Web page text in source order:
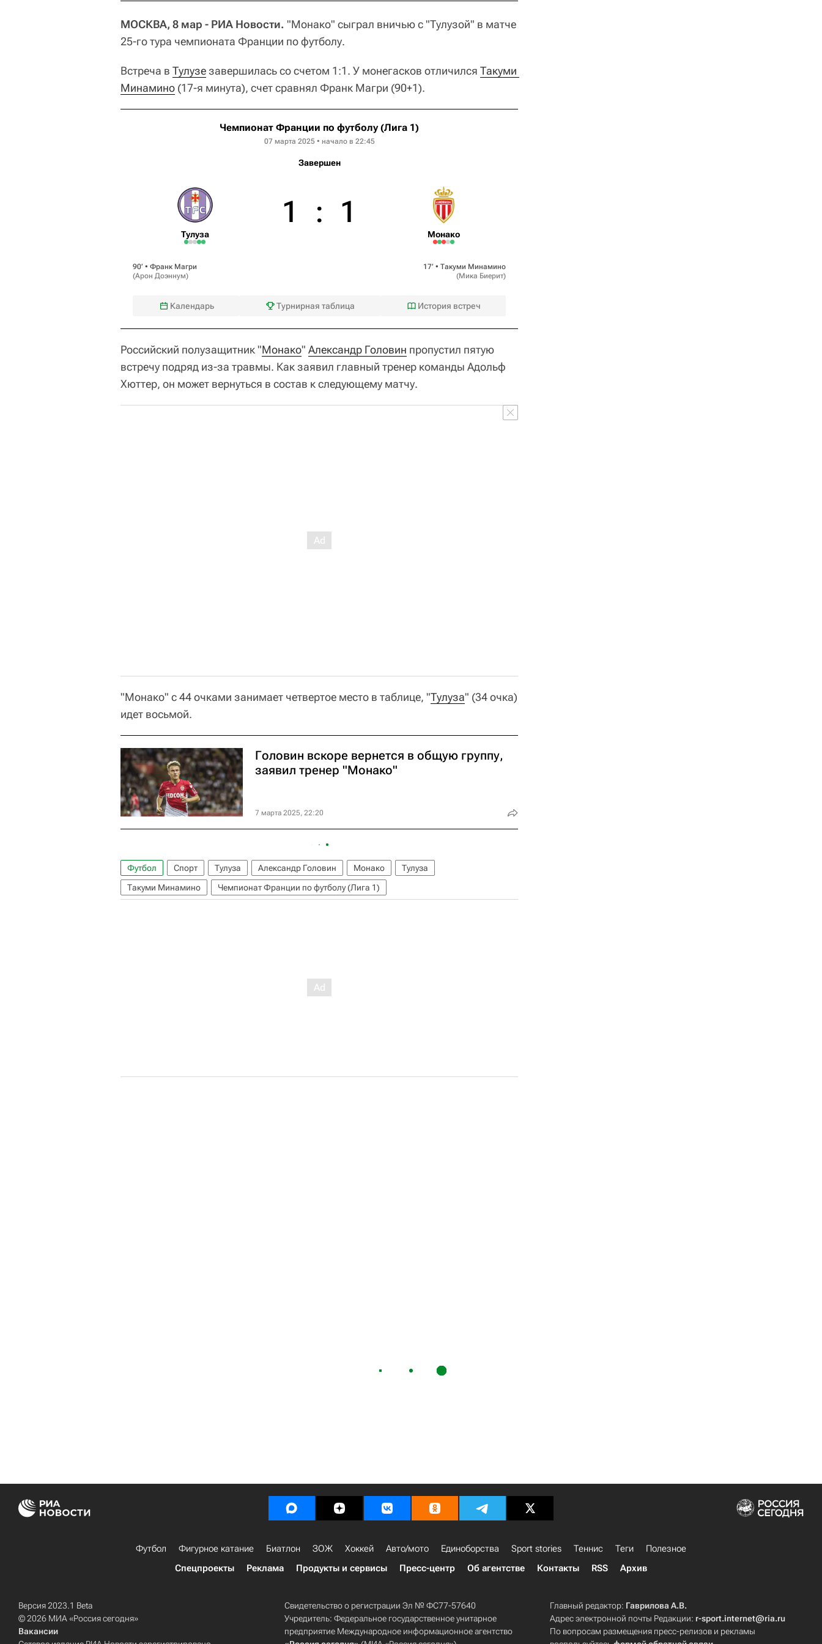
МОСКВА, 8 мар - РИА Новости. "Монако" сыграл вничью с "Тулузой" в матче
25-го тура чемпионата Франции по футболу.
Встреча в Тулузезавершилась со счетом 1:1. У монегасков отличился Такуми
Минамино (17-я минута), счет сравнял Франк Магри (90+1).
Чемпионат Франции по футболу (Лига 1)
07 марта 2025 • начало в 22:45
Завершен
Тулуза
1 : 1
Монако
90‎’‎ • Франк Магри
(Арон Доэннум)
17‎’‎ • Такуми Минамино
(Мика Биерит)
Календарь Турнирная таблица История встреч
Российский полузащитник "Монако" Александр Головин пропустил пятую
встречу подряд из-за травмы. Как заявил главный тренер команды Адольф
Хюттер, он может вернуться в состав к следующему матчу.
"Монако" с 44 очками занимает четвертое место в таблице, "Тулуза" (34 очка)
идет восьмой.
Головин вскоре вернется в общую группу,
заявил тренер "Монако"
7 марта 2025, 22:20
Футбол Спорт Тулуза Александр Головин Монако
Тулуза
Такуми Минамино
Чемпионат Франции по футболу (Лига 1)
Футбол Фигурное катание Биатлон ЗОЖ Хоккей Авто/мото Единоборства Sport stories Теннис Теги
Полезное
Спецпроекты
Реклама Продукты и сервисы Пресс-центр Об агентстве Контакты RSS Архив
Версия 2023.1 Beta
© 2026 МИА «Россия сегодня»
Вакансии
Свидетельство о регистрации Эл № ФС77-57640
Учредитель: Федеральное государственное унитарное
предприятие Международное информационное агентство
Главный редактор: Гаврилова А.В.
Адрес электронной почты Редакции: r-sport.internet@ria.ru
По вопросам размещения пресс-релизов и рекламы